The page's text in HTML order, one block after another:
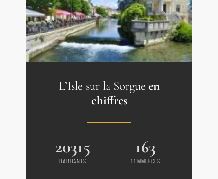
L’Isle sur la Sorgue en
chiffres
20315
HABITANTS
163
COMMERCES